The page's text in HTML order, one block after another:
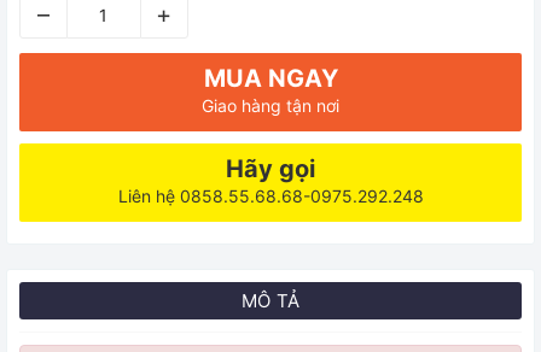
– +
MUA NGAY
Giao hàng tận nơi
Hãy gọi
Liên hệ 0858.55.68.68-0975.292.248
MÔ TẢ